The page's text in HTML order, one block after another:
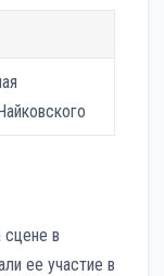
сцене в
ее участие в